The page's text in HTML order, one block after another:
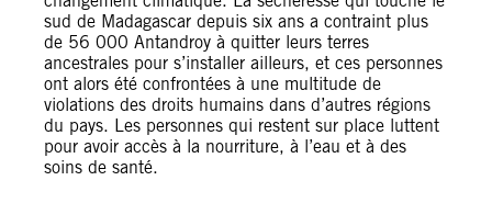
sud de Madagascar depuis six ans a contraint plus
de 56 000 Antandroy à quitter leurs terres
ancestrales pour s’installer ailleurs, et ces personnes
ont alors été confrontées à une multitude de
violations des droits humains dans d’autres régions
du pays. Les personnes qui restent sur place luttent
pour avoir accès à la nourriture, à l’eau et à des
soins de santé.